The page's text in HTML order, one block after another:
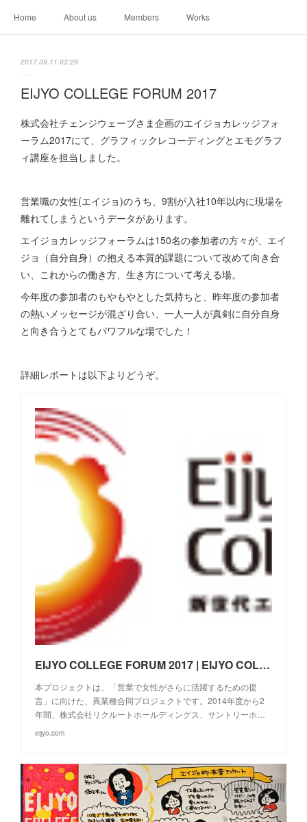
Home About us Members Works
2017.09.11 03:29
EIJYO COLLEGE FORUM 2017
株式会社チェンジウェーブさま企画のエイジョカレッジフォ
ーラム2017にて、グラフィックレコーディングとエモグラフ
ィ講座を担当しました。
営業職の女性(エイジョ)のうち、9割が入社10年以内に現場を
離れてしまうというデータがあります。
エイジョカレッジフォーラムは150名の参加者の方々が、エイ
ジョ（自分自身）の抱える本質的課題について改めて向き合
い、これからの働き方、生き方について考える場。
今年度の参加者のもやもやとした気持ちと、昨年度の参加者
の熱いメッセージが混ざり合い、一人一人が真剣に自分自身
と向き合うとてもパワフルな場でした！
詳細レポートは以下よりどうぞ。
EIJYO COLLEGE FORUM 2017 | EIJYO COLLEGE
本プロジェクトは、「営業で女性がさらに活躍するための提
言」に向けた、異業種合同プロジェクトです。2014年度から2
年間、株式会社リクルートホールディングス、サントリーホ…
eijyo.com